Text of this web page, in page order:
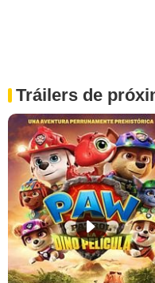
Tráilers de